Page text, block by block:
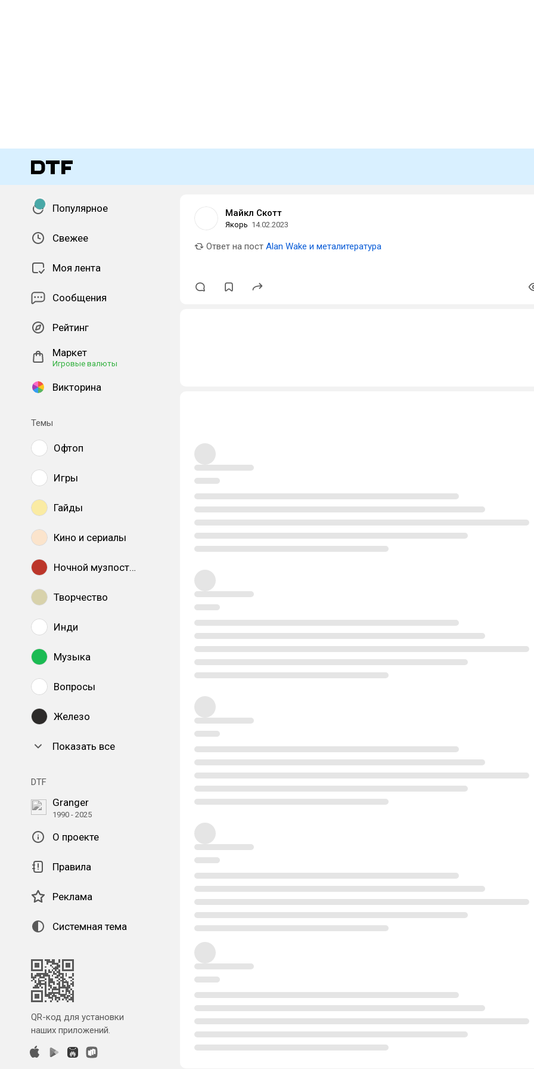
Популярное
Свежее
Моя лента
Сообщения
Рейтинг
Маркет
Игровые валюты
Викторина
Темы
Офтоп
Игры
Гайды
Кино и сериалы
Ночной музпостинг
Творчество
Инди
Музыка
Вопросы
Железо
Показать все
DTF
Granger
1990 - 2025
О проекте
Правила
Реклама
Системная тема
QR-код для установки
наших приложений.
Майкл Скотт
Якорь 14.02.2023
Ответ на пост Alan Wake и металитература